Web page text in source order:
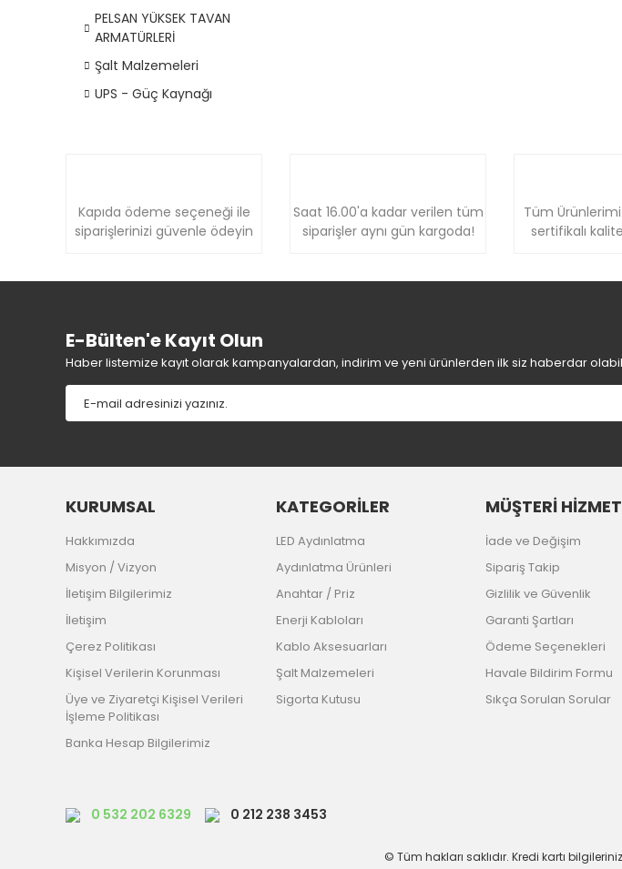
PELSAN YÜKSEK TAVAN
ARMATÜRLERİ
Şalt Malzemeleri
UPS - Güç Kaynağı
Kapıda ödeme seçeneği ile
siparişlerinizi güvenle ödeyin
Saat 16.00'a kadar verilen tüm
siparişler aynı gün kargoda!
Tüm
sertifikalı
E-Bülten'e Kayıt Olun
Haber listemize kayıt olarak kampanyalardan, indirim ve yeni ürünlerden ilk siz haberdar
KURUMSAL
Hakkımızda
Misyon / Vizyon
İletişim Bilgilerimiz
İletişim
Çerez Politikası
Kişisel Verilerin Korunması
Üye ve Ziyaretçi Kişisel Verileri
İşleme Politikası
Banka Hesap Bilgilerimiz
KATEGORİLER
LED Aydınlatma
Aydınlatma Ürünleri
Anahtar / Priz
Enerji Kabloları
Kablo Aksesuarları
Şalt Malzemeleri
Sigorta Kutusu
MÜŞTERİ
İade ve Değişim
Sipariş Takip
Gizlilik ve Güvenlik
Garanti Şartları
Ödeme Seçenekleri
Havale Bildirim Formu
Sıkça Sorulan Sorular
0 532 202 6329 0 212 238 3453
© Tüm hakları saklıdır. Kredi kartı